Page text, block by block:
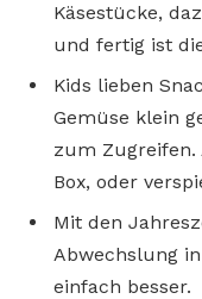
Käsestücke,
und fertig ist
Kids lieben
Gemüse klein
zum Zugreifen.
Box, oder
Mit den
Abwechslung
einfach besser.